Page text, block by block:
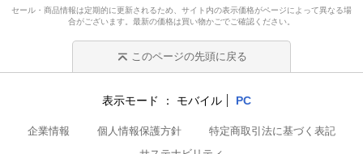
セール・商品情報は定期的に更新されるため、サイト内の表示価格がページによって異なる場
合がございます。最新の価格は買い物かごでご確認ください。
このページの先頭に戻る
表示モード モバイル PC
企業情報 個人情報保護方針
特定商取引法に基づく表記